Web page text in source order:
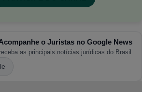
o Juristas no Google News
receba as principais notícias jurídicas do Brasil